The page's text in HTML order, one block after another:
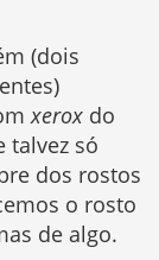
(dois
xerox do
talvez só
dos rostos
o rosto
de algo.